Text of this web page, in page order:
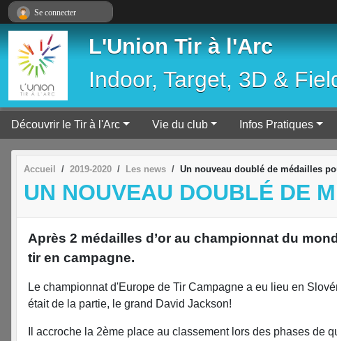
L'Union Tir à l'Arc
Indoor, Target, 3D &
Découvrir le Tir à l'Arc Vie du club Infos Pratiques
Accueil 2019-2020 Les news Un nouveau doublé de médailles
UN NOUVEAU DOUBLÉ DE
Après 2 médailles d’or au championnat du
tir en campagne.
Le championnat d'Europe de Tir Campagne a eu lieu en
était de la partie, le grand David Jackson!
Il accroche la 2ème place au classement lors des phases de
Se connecter
Panneau de gestion des cookies